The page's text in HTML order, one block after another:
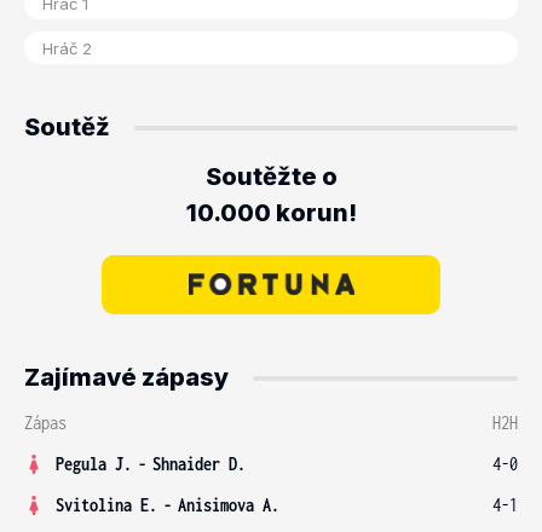
Soutěž
Soutěžte o
10.000 korun!
Zajímavé zápasy
Zápas
H2H
Pegula J. - Shnaider D.
4-0
Svitolina E. - Anisimova A.
4-1